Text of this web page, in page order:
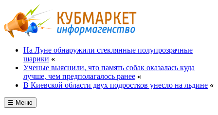
На Луне обнаружили стеклянные полупрозрачные
шарики «
Ученые выяснили, что память собак оказалась куда
лучше, чем предполагалось ранее «
В Киевской области двух подростков унесло на льдине «
☰ Меню